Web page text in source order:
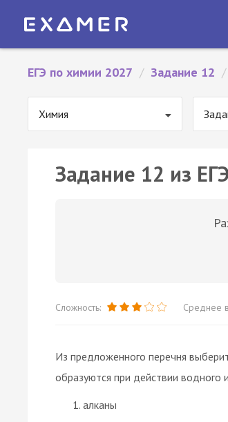
ЕГЭ по химии 2027 / Задание 12 /
Химия
Задание 12 из
Сложность: Среднее
Из предложенного перечня
образуются при действии
алканы